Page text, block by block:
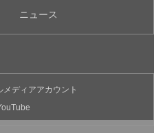
ニュース
メディアアカウント